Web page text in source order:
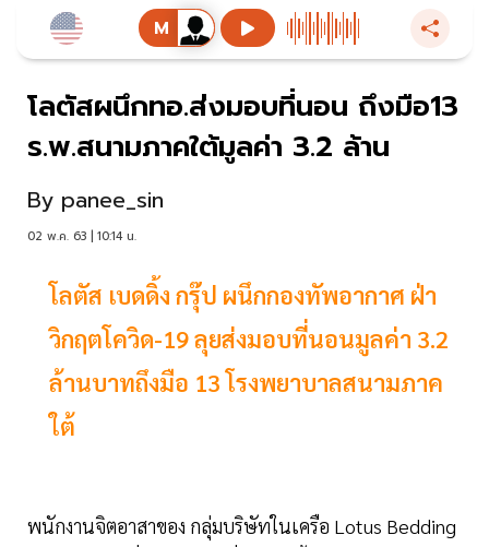
โลตัสผนึกทอ.ส่งมอบที่นอน ถึงมือ13
ร.พ.สนามภาคใต้มูลค่า 3.2 ล้าน
By panee_sin
02 พ.ค. 63 | 10:14 น.
โลตัส เบดดิ้ง กรุ๊ป ผนึกกองทัพอากาศ ฝ่า
วิกฤตโควิด-19 ลุยส่งมอบที่นอนมูลค่า 3.2
ล้านบาทถึงมือ 13 โรงพยาบาลสนามภาค
ใต้
พนักงานจิตอาสาของ กลุ่มบริษัทในเครือ Lotus Bedding